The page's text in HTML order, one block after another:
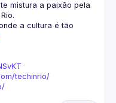
mistura a paixão pela
a cultura é tão
techinrio/